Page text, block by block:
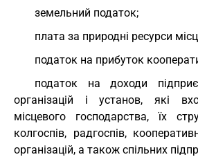
земельний податок;
плата за природні ресурси
податок на прибуток
податок на доходи
організацій і установ, які
місцевого господарства, їх
колгоспів, радгоспів,
організацій, а також спільних